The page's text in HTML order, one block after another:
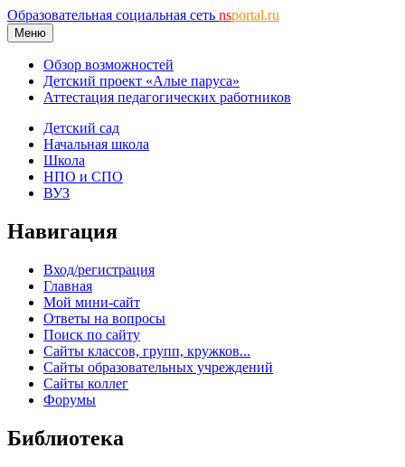
Образовательная социальная сеть nsportal.ru
Меню
Обзор возможностей
Детский проект «Алые паруса»
Аттестация педагогических работников
Детский сад
Начальная школа
Школа
НПО и СПО
ВУЗ
Навигация
Вход/регистрация
Главная
Мой мини-сайт
Ответы на вопросы
Поиск по сайту
Сайты классов, групп, кружков...
Сайты образовательных учреждений
Сайты коллег
Форумы
Библиотека